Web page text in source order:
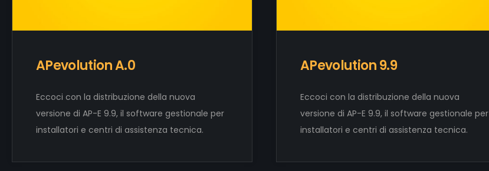
APevolution A.0
Eccoci con la distribuzione della nuova
versione di AP-E 9.9, il software gestionale per
installatori e centri di assistenza tecnica.
APevolution 9.9
Eccoci con la distribuzione della nuova
versione di AP-E 9.9, il software gestionale per
installatori e centri di assistenza tecnica.